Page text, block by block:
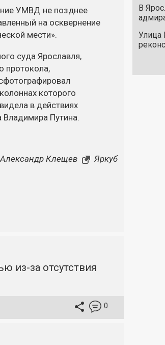
УМВД не позднее
на осквернение
мести».
суда Ярославля,
протокола,
которого
в действиях
Владимира Путина.
Александр Клещев Яркуб
В
Улица
из-за отсутствия
0